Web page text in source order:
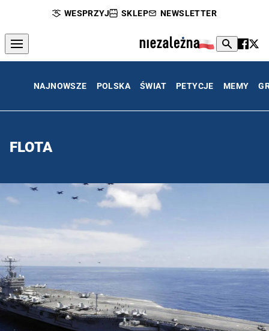
WESPRZYJ SKLEP NEWSLETTER
NAJNOWSZE POLSKA ŚWIAT PETYCJE MEMY
FLOTA